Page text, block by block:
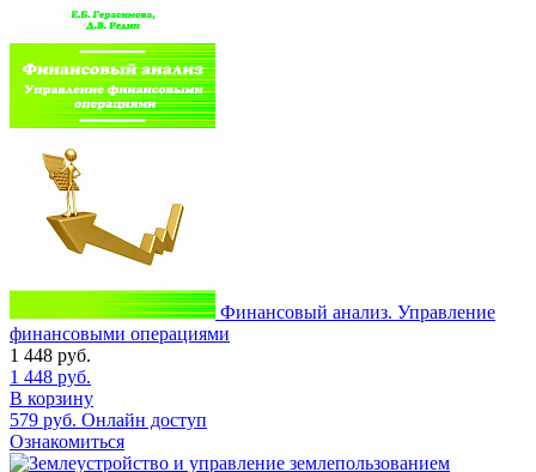
Финансовый анализ. Управление
финансовыми операциями
1 448 руб.
1 448 руб.
В корзину
579 руб. Онлайн доступ
Ознакомиться